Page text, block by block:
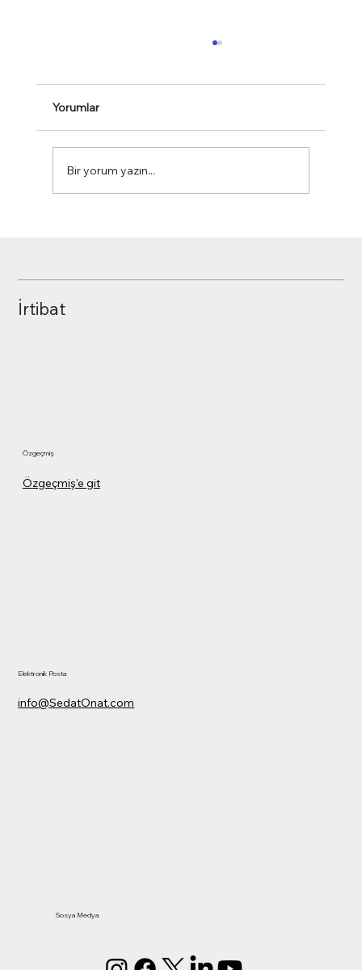
Yorumlar
Bir yorum yazın...
İrtibat
Özgeçmiş
Özgeçmiş'e git
info@SedatOnat.com
Elektronik Posta
Sosya Medya